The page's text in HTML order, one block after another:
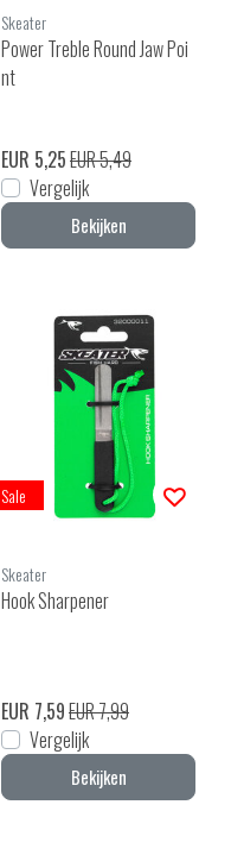
Skeater
Power Treble Round Jaw Poi
nt
EUR 5,25EUR 5,49
Vergelijk
Bekijken
Sale
Skeater
Hook Sharpener
EUR 7,59EUR 7,99
Vergelijk
Bekijken